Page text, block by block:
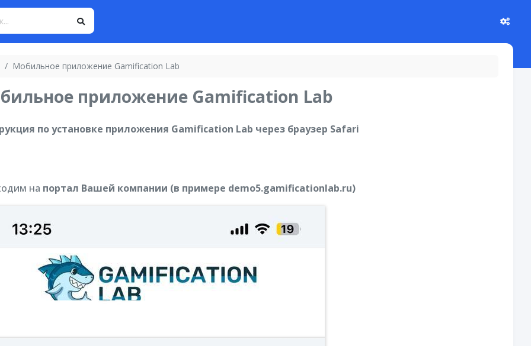
Мобильное приложение Gamification Lab
приложение Gamification Lab
по установке приложения Gamification Lab через браузер Safari
на портал Вашей компании (в примере demo5.gamificationlab.ru)